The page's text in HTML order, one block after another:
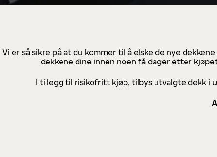
Vi er så sikre på at du kommer til å elske de nye
dekkene dine innen noen få dager etter
I tillegg til risikofritt kjøp, tilbys utvalgte dekk i